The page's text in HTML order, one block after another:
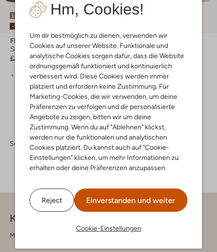
Hm, Cookies!
Um dir bestmöglich zu dienen, verwenden wir
Cookies auf unserer Website. Funktionale und
analytische Cookies sorgen dafür, dass die Website
ordnungsgemäß funktioniert und kontinuierlich
verbessert wird. Diese Cookies werden immer
platziert und erfordern keine Zustimmung. Für
Marketing-Cookies, die wir verwenden, um deine
Präferenzen zu verfolgen und dir personalisierte
Angebote zu zeigen, bitten wir um deine
Zustimmung. Wenn du auf "Ablehnen" klickst,
werden nur die funktionalen und analytischen
Cookies platziert. Du kannst auch auf "Cookie-
Einstellungen" klicken, um mehr Informationen zu
erhalten oder deine Präferenzen anzupassen.
Reject Einverstanden und weiter
Cookie-Einstellungen
Letzter Artikel
-50%
Floris Van Bommel
Schnürboots
€ 329,99 € 164,99
+ mehr farben
Floris Van Bommel
Schnürboots
€ 329,95 € 230,99
+ mehr farben
Schuhe Boots Boots Herren
Kontakt
Montag - Freitag 09:00 - 17:00 uur